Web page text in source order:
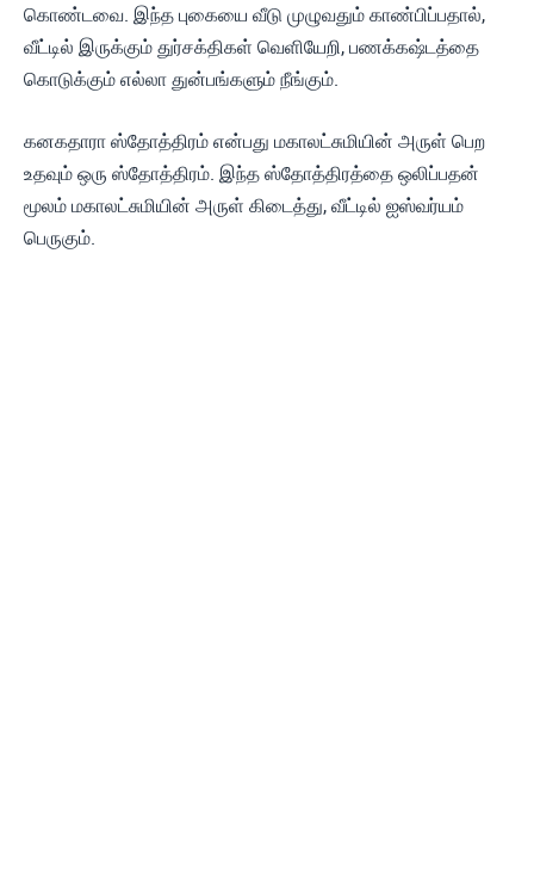
கொண்டவை. இந்த புகையை வீடு முழுவதும் காண்பிப்பதால்,
வீட்டில் இருக்கும் துர்சக்திகள் வெளியேறி, பணக்கஷ்டத்தை
கொடுக்கும் எல்லா துன்பங்களும் நீங்கும்.
கனகதாரா ஸ்தோத்திரம் என்பது மகாலட்சுமியின் அருள் பெற
உதவும் ஒரு ஸ்தோத்திரம். இந்த ஸ்தோத்திரத்தை ஒலிப்பதன்
மூலம் மகாலட்சுமியின் அருள் கிடைத்து, வீட்டில் ஐஸ்வர்யம்
பெருகும்.